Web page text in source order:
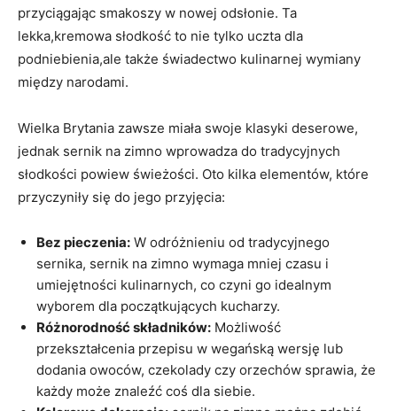
przyciągając smakoszy w nowej odsłonie. Ta
lekka,kremowa słodkość to nie tylko uczta dla
podniebienia,ale także świadectwo kulinarnej wymiany
między narodami.
Wielka Brytania zawsze miała swoje klasyki deserowe,
jednak sernik na zimno wprowadza do tradycyjnych
słodkości powiew świeżości. Oto kilka elementów, które
przyczyniły się do jego przyjęcia:
Bez pieczenia: W odróżnieniu od tradycyjnego
sernika, sernik na zimno wymaga mniej czasu i
umiejętności kulinarnych, co czyni go idealnym
wyborem dla początkujących kucharzy.
Różnorodność składników: Możliwość
przekształcenia przepisu w wegańską wersję lub
dodania owoców, czekolady czy orzechów sprawia, że
każdy może znaleźć coś dla siebie.